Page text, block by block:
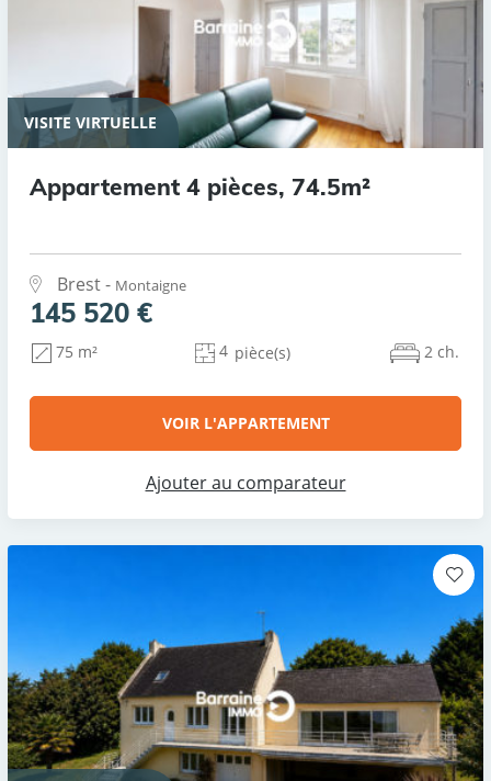
VISITE VIRTUELLE
Appartement 4 pièces, 74.5m²
Brest - Montaigne
145 520 €
75 m² 4 pièce(s) 2 ch.
VOIR L'APPARTEMENT
Ajouter au comparateur